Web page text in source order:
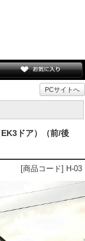
PCサイトへ
ドア）（前/後
[商品コード] H-03